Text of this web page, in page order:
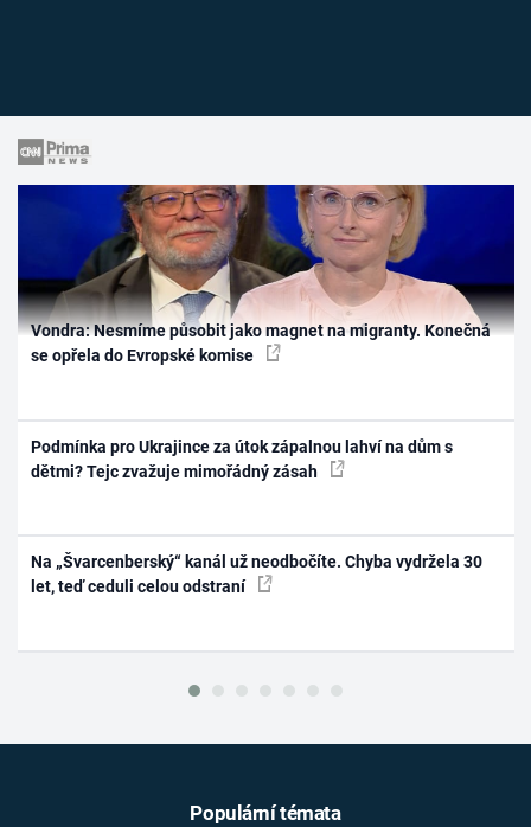
Vondra: Nesmíme působit jako magnet na migranty. Konečná
se opřela do Evropské komise
Podmínka pro Ukrajince za útok zápalnou lahví na dům s
dětmi? Tejc zvažuje mimořádný zásah
Na „Švarcenberský“ kanál už neodbočíte. Chyba vydržela 30
let, teď ceduli celou odstraní
Populární témata